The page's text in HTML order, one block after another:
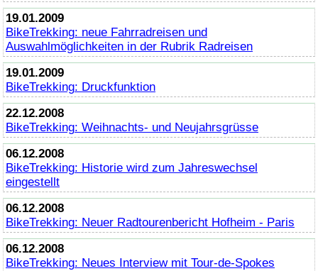
19.01.2009
BikeTrekking: neue Fahrradreisen und
Auswahlmöglichkeiten in der Rubrik Radreisen
19.01.2009
BikeTrekking: Druckfunktion
22.12.2008
BikeTrekking: Weihnachts- und Neujahrsgrüsse
06.12.2008
BikeTrekking: Historie wird zum Jahreswechsel
eingestellt
06.12.2008
BikeTrekking: Neuer Radtourenbericht Hofheim - Paris
06.12.2008
BikeTrekking: Neues Interview mit Tour-de-Spokes